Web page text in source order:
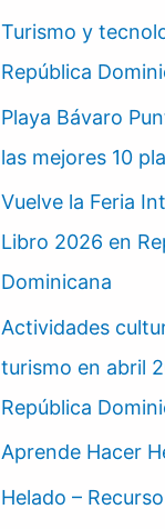
Turismo y
República
Playa Bávaro
las mejores 10
Vuelve la Feria
Libro 2026 en
Dominicana
Actividades
turismo en abril
República
Aprende Hacer
Helado –